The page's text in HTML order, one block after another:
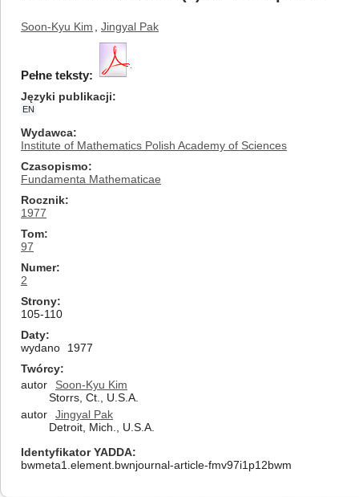
Soon-Kyu Kim Jingyal Pak
Pełne teksty:
Języki publikacji
EN
Wydawca
Institute of Mathematics Polish Academy of Sciences
Czasopismo
Fundamenta Mathematicae
Rocznik
1977
Tom
97
Numer
2
Strony
105-110
Daty
wydano
1977
Twórcy
autor
Soon-Kyu Kim
Storrs, Ct., U.S.A.
autor
Jingyal Pak
Detroit, Mich., U.S.A.
Identyfikator YADDA
bwmeta1.element.bwnjournal-article-fmv97i1p12bwm